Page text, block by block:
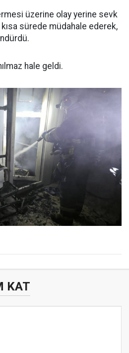
üzerine olay yerine sevk
sürede müdahale ederek,
hale geldi.
KAT